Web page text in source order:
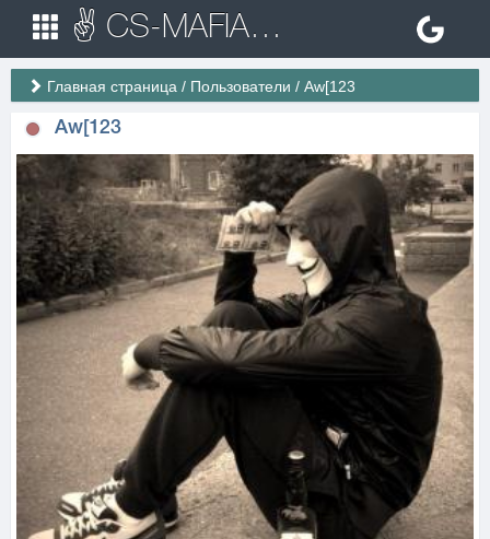
✌ CS-MAFIA.RU ✌ Игровые сервера Counter Strike 1.6
Главная страница / Пользователи / Aw[123
Aw[123